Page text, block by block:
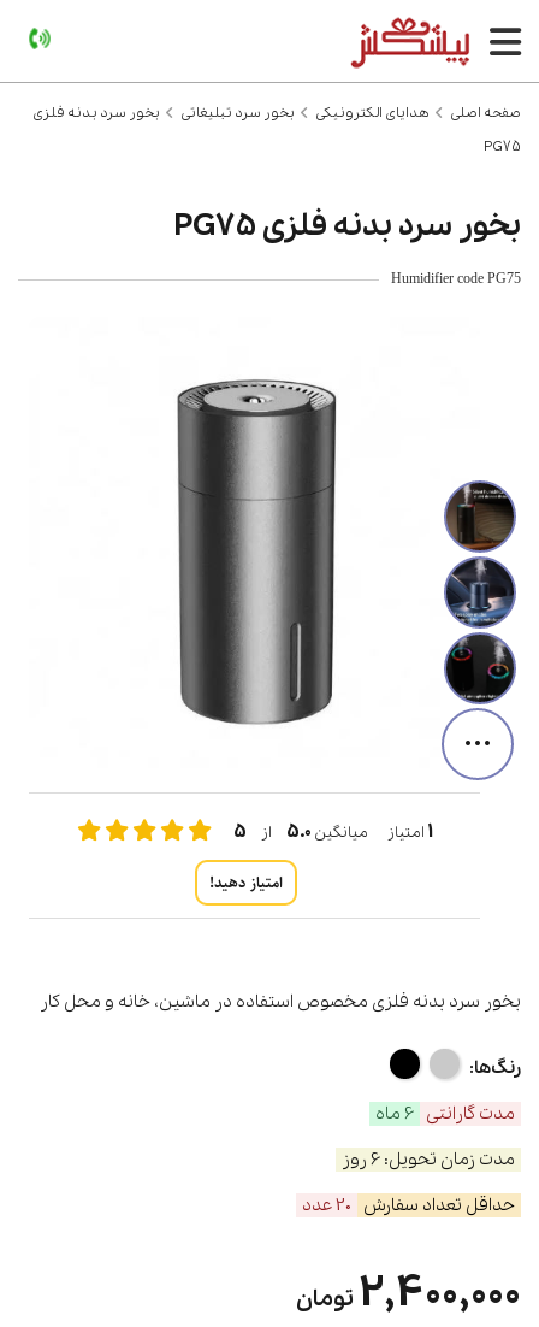
صفحه اصلی هدایای الکترونیکی بخور سرد تبلیغاتی
بخور سرد بدنه فلزی
PG75
بخور سرد بدنه فلزی PG75
Humidifier code PG75
...
1 امتیاز میانگین 5.0 از 5
امتیاز دهید!
بخور سرد بدنه فلزی مخصوص استفاده در ماشین، خانه و محل کار
رنگ‌ها:
مدت گارانتی 6 ماه
مدت زمان تحویل: 6 روز
حداقل تعداد سفارش 20 عدد
2,400,000 تومان